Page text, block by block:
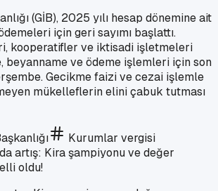
(GİB), 2025 yılı hesap dönemine ait
için geri sayımı başlattı.
kooperatifler ve iktisadi işletmeleri
beyanname ve ödeme işlemleri için son
Gecikme faizi ve cezai işlemle
mükelleflerin elini çabuk tutması
Kurumlar vergisi